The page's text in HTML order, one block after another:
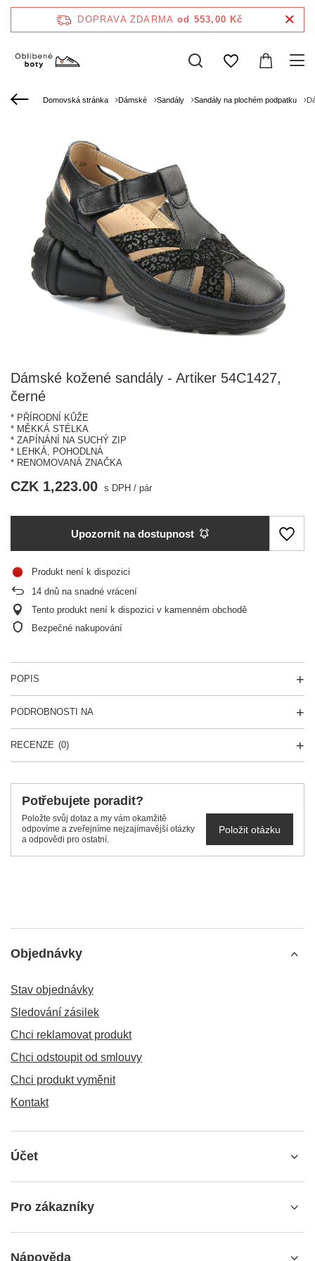
DOPRAVA ZDARMA od 553,00 Kč
Domovská stránka Dámské Sandály Sandály na plochém podpatku
Dámské kožené sandály - Artiker 54C1427,
černé
* PŘÍRODNÍ KŮŽE
* MĚKKÁ STÉLKA
* ZAPÍNÁNÍ NA SUCHÝ ZIP
* LEHKÁ, POHODLNÁ
* RENOMOVANÁ ZNAČKA
CZK 1,223.00 s DPH / pár
Upozornit na dostupnost
Produkt není k dispozici
14 dnů na snadné vrácení
Tento produkt není k dispozici v kamenném obchodě
Bezpečné nakupování
POPIS
PODROBNOSTI NA
RECENZE (0)
Potřebujete poradit?
Položte svůj dotaz a my vám okamžitě
odpovíme a zveřejníme nejzajímavější otázky
a odpovědi pro ostatní.
Položit otázku
Objednávky
Stav objednávky
Sledování zásilek
Chci reklamovat produkt
Chci odstoupit od smlouvy
Chci produkt vyměnit
Kontakt
Účet
Pro zákazníky
Nápověda